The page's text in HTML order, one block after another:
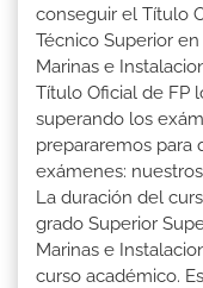
conseguir el Título
Técnico Superior
Marinas e
Título Oficial de FP
superando los
prepararemos para
exámenes:
La duración del
grado Superior
Marinas e
curso académico.